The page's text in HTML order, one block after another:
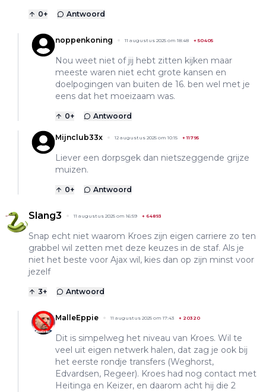
0+ Antwoord
noppenkoning 11 augustus 2025 om 18:48 + 50405
Nou weet niet of jij hebt zitten kijken maar
meeste waren niet echt grote kansen en
doelpogingen van buiten de 16. ben wel met je
eens dat het moeizaam was.
0+ Antwoord
Mijnclub33x 12 augustus 2025 om 10:15 +11795
Liever een dorpsgek dan nietszeggende grijze
muizen.
0+ Antwoord
Slang3 11 augustus 2025 om 16:59 + 64893
Snap echt niet waarom Kroes zijn eigen carriere zo ten
grabbel wil zetten met deze keuzes in de staf. Als je
niet het beste voor Ajax wil, kies dan op zijn minst voor
jezelf
3+ Antwoord
MalleEppie 11 augustus 2025 om 17:43 + 20320
Dit is simpelweg het niveau van Kroes. Wil te
veel uit eigen netwerk halen, dat zag je ook bij
het eerste rondje transfers (Weghorst,
Edvardsen, Regeer). Kroes had nog contact met
Heitinga en Keizer, en daarom acht hij die 2